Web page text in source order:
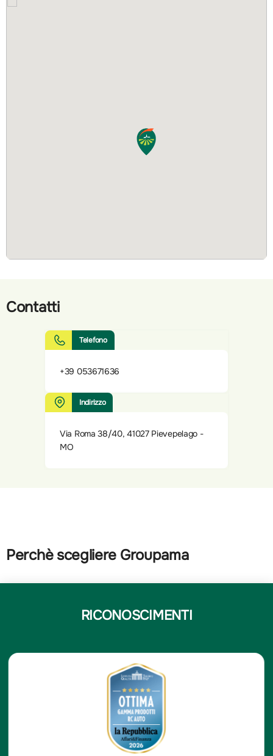
Contatti
Telefono
+39 053671636
Indirizzo
Via Roma 38/40, 41027 Pievepelago -
MO
Perchè scegliere Groupama
RICONOSCIMENTI